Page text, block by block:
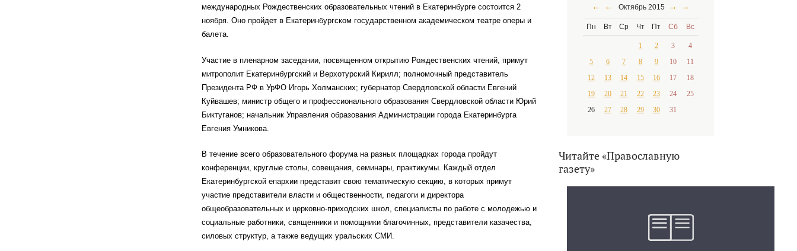
международных Рождественских образовательных чтений в Екатеринбурге состоится 2
ноября. Оно пройдет в Екатеринбургском государственном академическом театре оперы и
балета.
Участие в пленарном заседании, посвященном открытию Рождественских чтений, примут
митрополит Екатеринбургский и Верхотурский Кирилл; полномочный представитель
Президента РФ в УрФО Игорь Холманских; губернатор Свердловской области Евгений
Куйвашев; министр общего и профессионального образования Свердловской области Юрий
Биктуганов; начальник Управления образования Администрации города Екатеринбурга
Евгения Умникова.
В течение всего образовательного форума на разных площадках города пройдут
конференции, круглые столы, совещания, семинары, практикумы. Каждый отдел
Екатеринбургской епархии представит свою тематическую секцию, в которых примут
участие представители власти и общественности, педагоги и директора
общеобразовательных и церковно-приходских школ, специалисты по работе с молодежью и
социальные работники, священники и помощники благочинных, представители казачества,
силовых структур, а также ведущих уральских СМИ.
← ← Октябрь 2015 → →
Пн Вт Ср Чт Пт Сб Вс
1 2 3
4
5
6 7 8 9 10
11
12
13 14 15 16 17
18
19
20 21 22 23 24
25
26
27 28 29 30 31
Читайте «Православную
газету»